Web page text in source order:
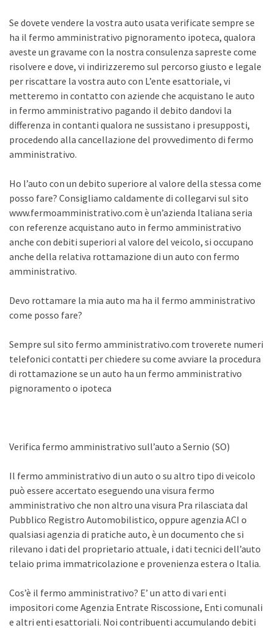
Se dovete vendere la vostra auto usata verificate sempre se
ha il fermo amministrativo pignoramento ipoteca, qualora
aveste un gravame con la nostra consulenza sapreste come
risolvere e dove, vi indirizzeremo sul percorso giusto e legale
per riscattare la vostra auto con L’ente esattoriale, vi
metteremo in contatto con aziende che acquistano le auto
in fermo amministrativo pagando il debito dandovi la
differenza in contanti qualora ne sussistano i presupposti,
procedendo alla cancellazione del provvedimento di fermo
amministrativo.
Ho l’auto con un debito superiore al valore della stessa come
posso fare? Consigliamo caldamente di collegarvi sul sito
www.fermoamministrativo.com è un’azienda Italiana seria
con referenze acquistano auto in fermo amministrativo
anche con debiti superiori al valore del veicolo, si occupano
anche della relativa rottamazione di un auto con fermo
amministrativo.
Devo rottamare la mia auto ma ha il fermo amministrativo
come posso fare?
Sempre sul sito fermo amministrativo.com troverete numeri
telefonici contatti per chiedere su come avviare la procedura
di rottamazione se un auto ha un fermo amministrativo
pignoramento o ipoteca
Verifica fermo amministrativo sull’auto a Sernio (SO)
Il fermo amministrativo di un auto o su altro tipo di veicolo
può essere accertato eseguendo una visura fermo
amministrativo che non altro una visura Pra rilasciata dal
Pubblico Registro Automobilistico, oppure agenzia ACI o
qualsiasi agenzia di pratiche auto, è un documento che si
rilevano i dati del proprietario attuale, i dati tecnici dell’auto
telaio prima immatricolazione e provenienza estera o Italia.
Cos’è il fermo amministrativo? E’ un atto di vari enti
impositori come Agenzia Entrate Riscossione, Enti comunali
e altri enti esattoriali. Noi contribuenti accumulando debiti